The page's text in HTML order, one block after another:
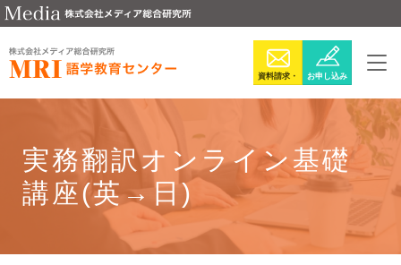
お申し込み
資料請求・
実務翻訳オンライン基礎
講座(英→日)